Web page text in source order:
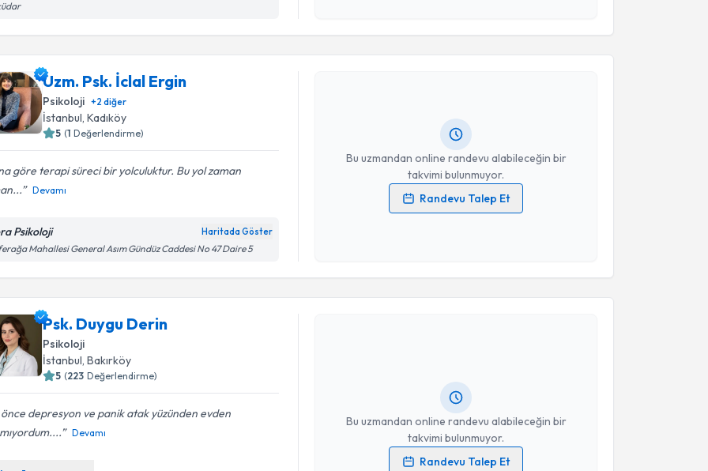
Uzm. Psk. İclal Ergin
Psikoloji +2 diğer
İstanbul , Kadıköy
5 (1 Değerlendirme)
göre terapi süreci bir yolculuktur. Bu yol zaman
Devamı
Psikoloji Haritada Göster
Mahallesi General Asım Gündüz Caddesi No 47 Daire 5
Bu uzmandan online randevu alabileceğin bir
takvimi bulunmuyor.
Randevu Talep Et
Randevu Takvimi Talebi
Uzm. Psk. İclal Ergin
Kişisel verilerimin işlenmesine ilişkinAydınlatma Metni
Takvim Talebini Gönder
Psk. Duygu Derin
Psikoloji
İstanbul , Bakırköy
5 (223 Değerlendirme)
depresyon ve panik atak yüzünden evden
Devamı
Bu uzmandan online randevu alabileceğin bir
takvimi bulunmuyor.
Randevu Talep Et